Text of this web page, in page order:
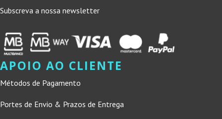
Subscreva a nossa newsletter
APOIO AO CLIENTE
Métodos de Pagamento
Portes de Envio & Prazos de Entrega